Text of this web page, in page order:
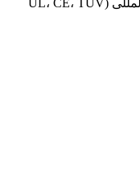
مطابقت با استانداردهای ایمنی بین‌المللی (UL، CE، TUV